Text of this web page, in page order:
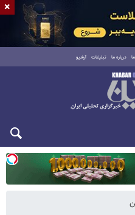
درباره ما تبلیغات آرشیو
×